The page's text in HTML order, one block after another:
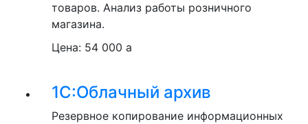
товаров. Анализ работы розничного
магазина.
Цена: 54 000 a
1С:Облачный архив
Резервное копирование информационных